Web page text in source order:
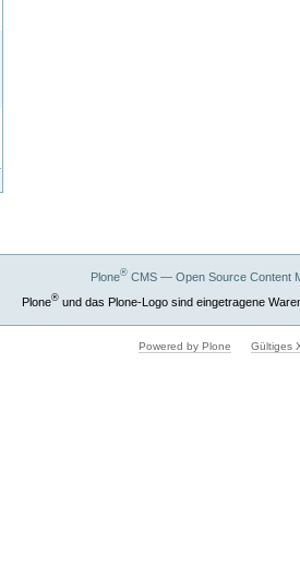
Plone®CMS — Open Source Content
Plone®und das Plone-Logo sind eingetragene
Powered by Plone Gültiges